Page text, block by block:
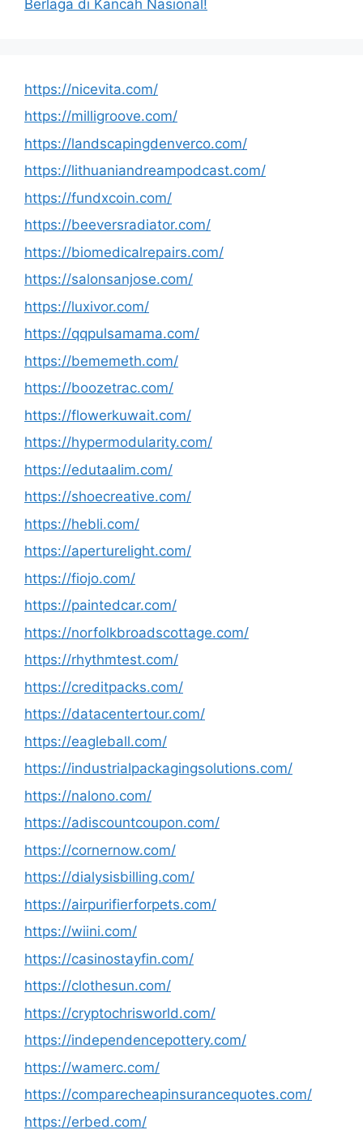
Berlaga di Kancah Nasional!
https://nicevita.com/
https://milligroove.com/
https://landscapingdenverco.com/
https://lithuaniandreampodcast.com/
https://fundxcoin.com/
https://beeversradiator.com/
https://biomedicalrepairs.com/
https://salonsanjose.com/
https://luxivor.com/
https://qqpulsamama.com/
https://bememeth.com/
https://boozetrac.com/
https://flowerkuwait.com/
https://hypermodularity.com/
https://edutaalim.com/
https://shoecreative.com/
https://hebli.com/
https://aperturelight.com/
https://fiojo.com/
https://paintedcar.com/
https://norfolkbroadscottage.com/
https://rhythmtest.com/
https://creditpacks.com/
https://datacentertour.com/
https://eagleball.com/
https://industrialpackagingsolutions.com/
https://nalono.com/
https://adiscountcoupon.com/
https://cornernow.com/
https://dialysisbilling.com/
https://airpurifierforpets.com/
https://wiini.com/
https://casinostayfin.com/
https://clothesun.com/
https://cryptochrisworld.com/
https://independencepottery.com/
https://wamerc.com/
https://comparecheapinsurancequotes.com/
https://erbed.com/